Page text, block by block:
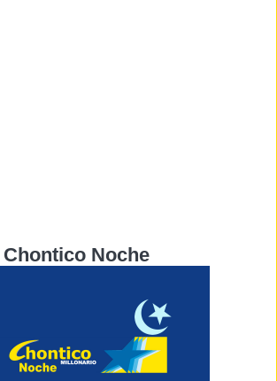
Chontico Noche